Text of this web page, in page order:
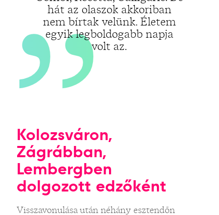
hát az olaszok akkoriban
nem bírtak velünk. Életem
egyik legboldogabb napja
volt az.
Kolozsváron,
Zágrábban,
Lembergben
dolgozott edzőként
Visszavonulása után néhány esztendőn